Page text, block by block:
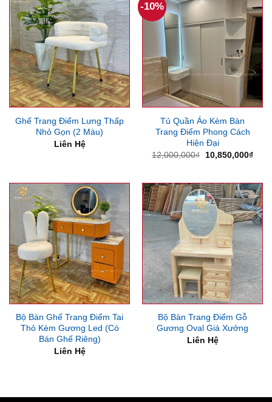
Ghế Trang Điểm Lưng Thấp
Nhỏ Gọn (2 Màu)
Liên Hệ
-10%
Tủ Quần Áo Kèm Bàn
Trang Điểm Phong Cách
Hiện Đại
12,000,000₫
Giá
10,850,000₫Giá
Bộ Bàn Ghế Trang Điểm Tai
Thỏ Kèm Gương Led (Có
Bán Ghế Riêng)
Liên Hệ
Bộ Bàn Trang Điểm Gỗ
Gương Oval Giá Xưởng
Liên Hệ